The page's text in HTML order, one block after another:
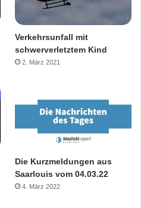
Verkehrsunfall mit
schwerverletztem Kind
2. März 2021
Die Kurzmeldungen aus
Saarlouis vom 04.03.22
4. März 2022